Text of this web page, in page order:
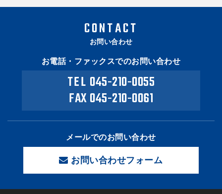
CONTACT
お問い合わせ
お電話・ファックスでのお問い合わせ
TEL 045-210-0055
FAX 045-210-0061
メールでのお問い合わせ
お問い合わせフォーム